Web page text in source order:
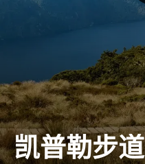
凯普勒步道